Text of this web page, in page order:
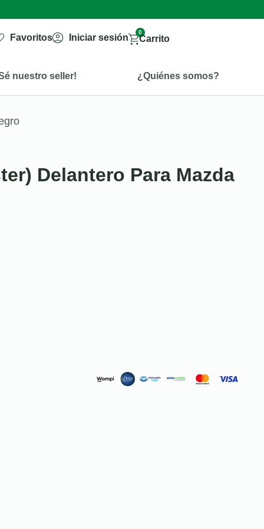
Favoritos Iniciar sesión
0
Carrito
nuestro seller! ¿Quiénes somos?
Delantero Para Mazda